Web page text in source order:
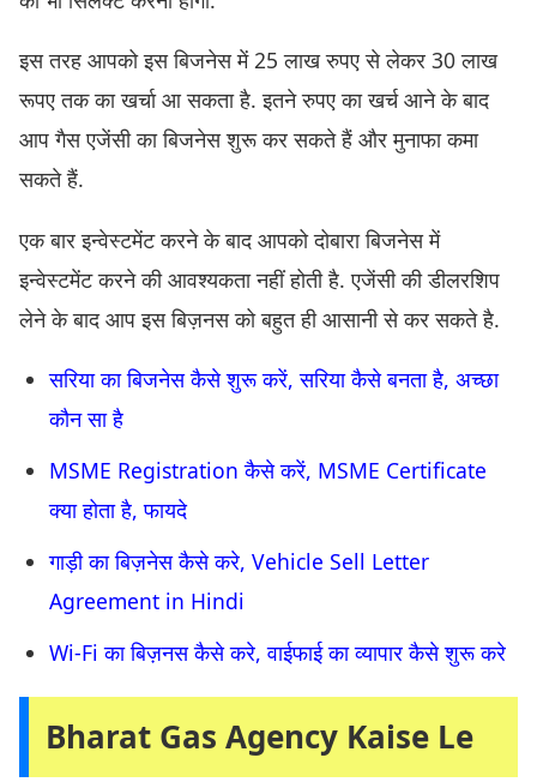
इस तरह आपको इस बिजनेस में 25 लाख रुपए से लेकर 30 लाख
रूपए तक का खर्चा आ सकता है. इतने रुपए का खर्च आने के बाद
आप गैस एजेंसी का बिजनेस शुरू कर सकते हैं और मुनाफा कमा
सकते हैं.
एक बार इन्वेस्टमेंट करने के बाद आपको दोबारा बिजनेस में
इन्वेस्टमेंट करने की आवश्यकता नहीं होती है. एजेंसी की डीलरशिप
लेने के बाद आप इस बिज़नस को बहुत ही आसानी से कर सकते है.
सरिया का बिजनेस कैसे शुरू करें, सरिया कैसे बनता है, अच्छा
कौन सा है
MSME Registration कैसे करें, MSME Certificate
क्या होता है, फायदे
गाड़ी का बिज़नेस कैसे करे, Vehicle Sell Letter
Agreement in Hindi
Wi-Fi का बिज़नस कैसे करे, वाईफाई का व्यापार कैसे शुरू करे
Bharat Gas Agency Kaise Le